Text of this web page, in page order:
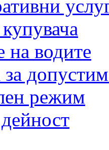
на водите
режим